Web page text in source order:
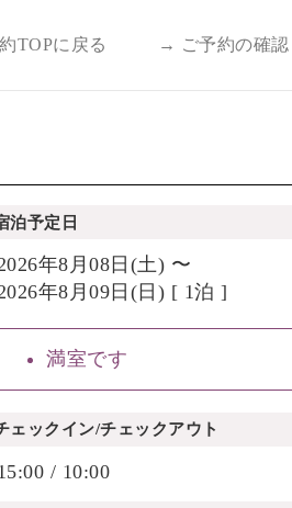
TOPに戻る → ご予約の確認
泊予定日
年8月08日(土) 〜
年8月09日(日) [ 1泊 ]
満室です
ェックイン/チェックアウト
/ 10:00